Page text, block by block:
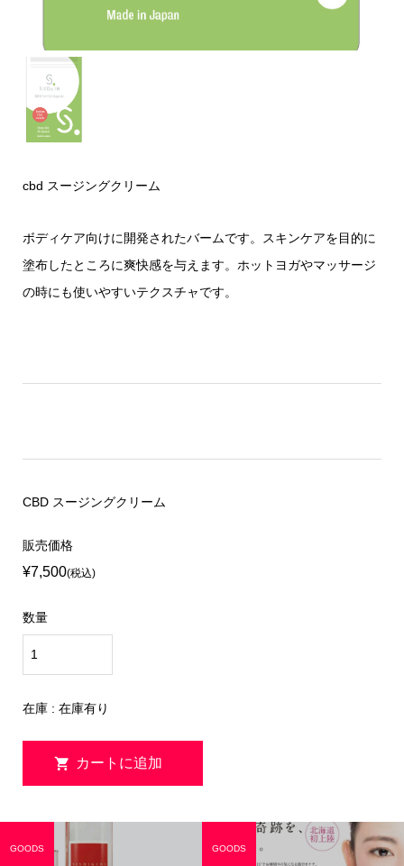
cbd スージングクリーム
ボディケア向けに開発されたバームです。スキンケアを目的に
塗布したところに爽快感を与えます。ホットヨガやマッサージ
の時にも使いやすいテクスチャです。
CBD スージングクリーム
販売価格
¥7,500(税込)
数量
在庫 : 在庫有り
GOODS GOODS